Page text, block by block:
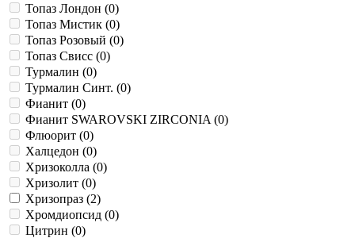
Топаз Лондон (0)
Топаз Мистик (0)
Топаз Розовый (0)
Топаз Свисс (0)
Турмалин (0)
Турмалин Синт. (0)
Фианит (0)
Фианит SWAROVSKI ZIRCONIA (0)
Флюорит (0)
Халцедон (0)
Хризоколла (0)
Хризолит (0)
Хризопраз (2)
Хромдиопсид (0)
Цитрин (0)